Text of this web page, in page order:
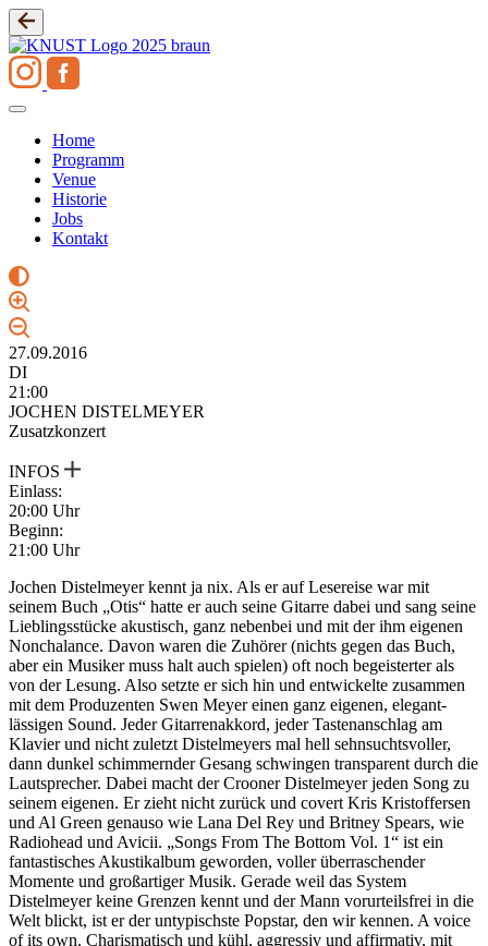
Zum
Inhalt
springen
Home
Programm
Venue
Historie
Jobs
Kontakt
27.09.2016
DI
21:00
JOCHEN DISTELMEYER
Zusatzkonzert
INFOS
Einlass:
20:00 Uhr
Beginn:
21:00 Uhr
Jochen Distelmeyer kennt ja nix. Als er auf Lesereise war mit
seinem Buch „Otis“ hatte er auch seine Gitarre dabei und sang seine
Lieblingsstücke akustisch, ganz nebenbei und mit der ihm eigenen
Nonchalance. Davon waren die Zuhörer (nichts gegen das Buch,
aber ein Musiker muss halt auch spielen) oft noch begeisterter als
von der Lesung. Also setzte er sich hin und entwickelte zusammen
mit dem Produzenten Swen Meyer einen ganz eigenen, elegant-
lässigen Sound. Jeder Gitarrenakkord, jeder Tastenanschlag am
Klavier und nicht zuletzt Distelmeyers mal hell sehnsuchtsvoller,
dann dunkel schimmernder Gesang schwingen transparent durch die
Lautsprecher. Dabei macht der Crooner Distelmeyer jeden Song zu
seinem eigenen. Er zieht nicht zurück und covert Kris Kristoffersen
und Al Green genauso wie Lana Del Rey und Britney Spears, wie
Radiohead und Avicii. „Songs From The Bottom Vol. 1“ ist ein
fantastisches Akustikalbum geworden, voller überraschender
Momente und großartiger Musik. Gerade weil das System
Distelmeyer keine Grenzen kennt und der Mann vorurteilsfrei in die
Welt blickt, ist er der untypischste Popstar, den wir kennen. A voice
of its own. Charismatisch und kühl, aggressiv und affirmativ, mit